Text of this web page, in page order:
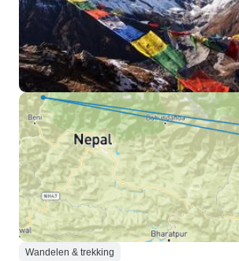
Wandelen & trekking